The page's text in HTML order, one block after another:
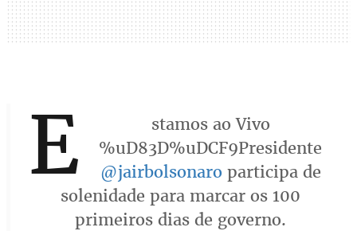
E
stamos ao Vivo
%uD83D%uDCF9Presidente
@jairbolsonaro participa de
solenidade para marcar os 100
primeiros dias de governo.